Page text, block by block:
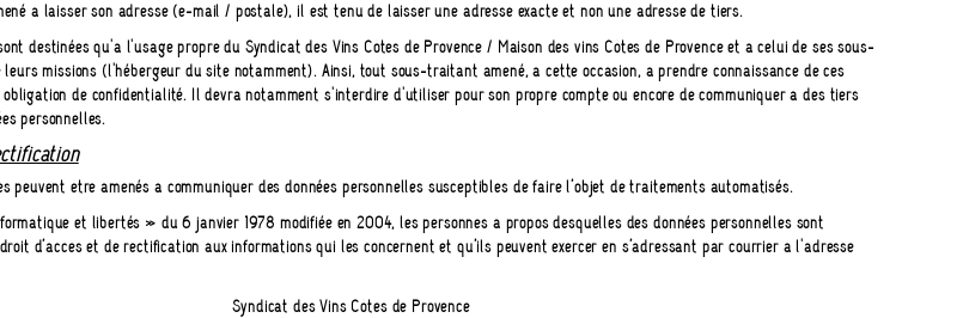
à laisser son adresse (e-mail / postale), il est tenu de laisser une adresse exacte et non une adresse de tiers.
destinées qu'à l'usage propre du Syndicat des Vins Côtes de Provence / Maison des vins Côtes de Provence et à celui de ses sous-
missions (l'hébergeur du site notamment). Ainsi, tout sous-traitant amené, à cette occasion, à prendre connaissance de ces
obligation de confidentialité. Il devra notamment s'interdire d'utiliser pour son propre compte ou encore de communiquer à des tiers
personnelles.
peuvent être amenés à communiquer des données personnelles susceptibles de faire l’objet de traitements automatisés.
et libertés » du 6 janvier 1978 modifiée en 2004, les personnes à propos desquelles des données personnelles sont
d’accès et de rectification aux informations qui les concernent et qu’ils peuvent exercer en s’adressant par courrier à l'adresse
Syndicat des Vins Côtes de Provence